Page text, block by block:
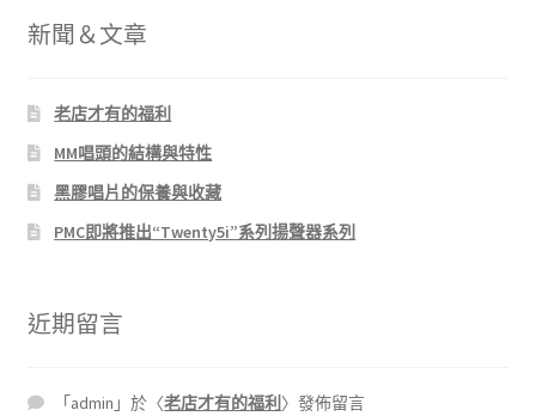
新聞＆文章
老店才有的福利
MM唱頭的結構與特性
黑膠唱片的保養與收藏
PMC即將推出“Twenty5i”系列揚聲器系列
近期留言
「admin 」於〈老店才有的福利 〉發佈留言